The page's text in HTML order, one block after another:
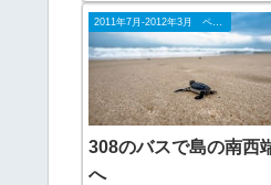
308のバスで島の南西
へ